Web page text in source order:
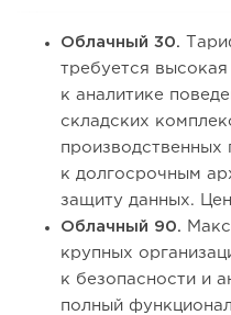
Облачный 30.
требуется
к аналитике
складских
к долгосрочным
защиту данных.
Облачный 90.
крупных
к безопасности и
полный